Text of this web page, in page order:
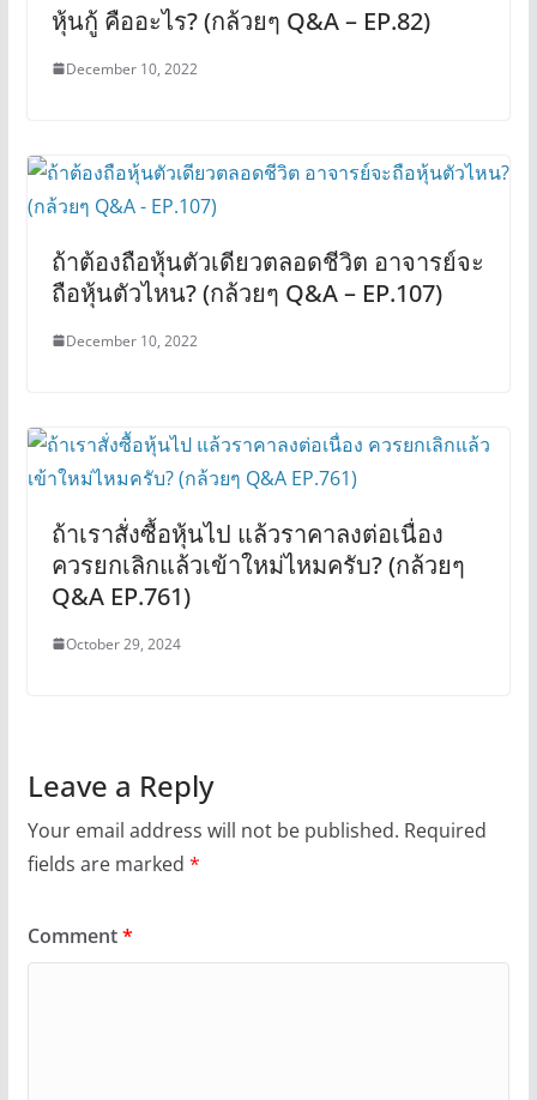
หุ้นกู้ คืออะไร? (กล้วยๆ Q&A – EP.82)
December 10, 2022
ถ้าต้องถือหุ้นตัวเดียวตลอดชีวิต อาจารย์จะ
ถือหุ้นตัวไหน? (กล้วยๆ Q&A – EP.107)
December 10, 2022
ถ้าเราสั่งซื้อหุ้นไป แล้วราคาลงต่อเนื่อง
ควรยกเลิกแล้วเข้าใหม่ไหมครับ? (กล้วยๆ
Q&A EP.761)
October 29, 2024
Leave a Reply
Your email address will not be published. Required
fields are marked *
Comment*